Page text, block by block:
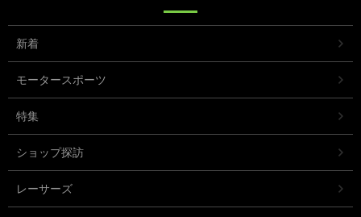
新着
モータースポーツ
特集
ショップ探訪
レーサーズ